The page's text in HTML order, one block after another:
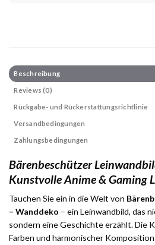
Beschreibung
Reviews (0)
Rückgabe- und Rückerstattungsrichtlinie
Versandbedingungen
Zahlungsbedingungen
Bärenbeschützer
Kunstvolle Anime & Gaming
Tauchen Sie ein in die Welt von
– Wanddeko – ein Leinwandbild, das
sondern eine Geschichte erzählt. Die
Farben und harmonischer